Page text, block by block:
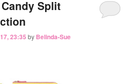
Split
23:35 by Belinda-Sue